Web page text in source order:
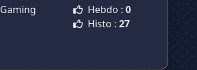
Gaming Hebdo :0
Histo :27